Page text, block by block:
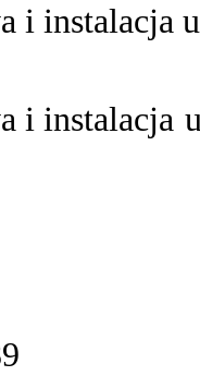
i instalacja
i instalacja